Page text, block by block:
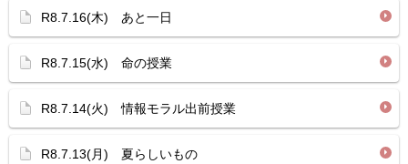
R8.7.16(木) あと一日
R8.7.15(水) 命の授業
R8.7.14(火) 情報モラル出前授業
R8.7.13(月) 夏らしいもの